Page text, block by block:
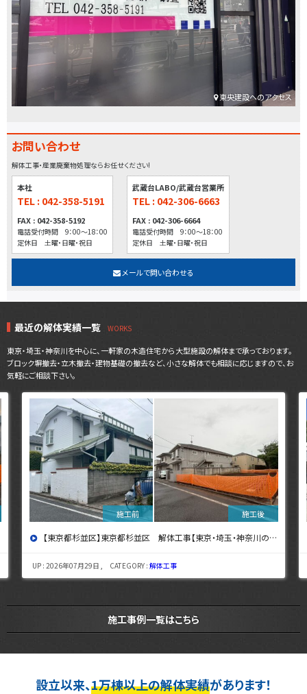
東央建設へのアクセス
お問い合わせ
解体工事・産業廃棄物処理ならお任せください!
本社
TEL : 042-358-5191
FAX : 042-358-5192
電話受付時間 9：00～18：00
定休日 土曜・日曜・祝日
武蔵台LABO/武蔵台営業所
TEL : 042-306-6663
FAX : 042-306-6664
電話受付時間 9：00～18：00
定休日 土曜・日曜・祝日
メールで問い合わせる
最近の解体実績一覧
東京・埼玉・神奈川を中心に、一軒家の木造住宅から大型施設の解体まで承っております。
ブロック塀撤去・立木撤去・建物基礎の撤去など、小さな解体でも相談に応じますので、お
気軽にご相談下さい。
【東京都杉並区】東京都杉並区 解体工事【東京・埼玉・神奈川の解体工事なら東央建設へ】
UP : 2026年07月29日 , CATEGORY :解体工事
施工事例一覧はこちら
設立以来、1万棟以上の解体実績があります！